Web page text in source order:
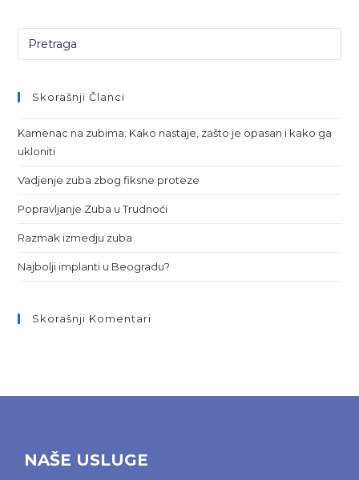
Skorašnji Članci
Kamenac na zubima: Kako nastaje, zašto je opasan i kako ga
ukloniti
Vadjenje zuba zbog fiksne proteze
Popravljanje Zuba u Trudnoći
Razmak izmedju zuba
Najbolji implanti u Beogradu?
Skorašnji Komentari
NAŠE USLUGE